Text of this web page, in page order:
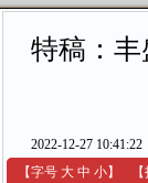
特稿：
2022-12-27 10:41:22
【字号 大 中 小】 【